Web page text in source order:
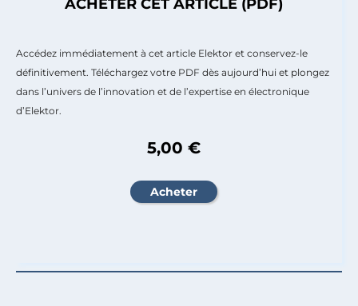
ACHETER CET ARTICLE (PDF)
Accédez immédiatement à cet article Elektor et conservez-le
définitivement. Téléchargez votre PDF dès aujourd’hui et plongez
dans l’univers de l’innovation et de l’expertise en électronique
d’Elektor.
5,00 €